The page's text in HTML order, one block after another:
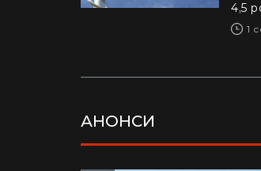
4,5
1
АНОНСИ